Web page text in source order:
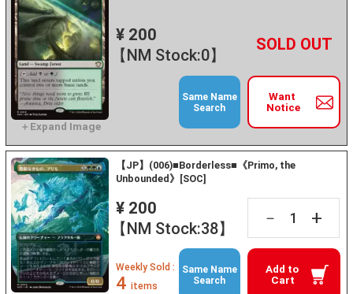
¥ 200
【NM Stock:0】
－ +
Want
Notice
Same Name
Search
【JP】(006)■Borderless■《Primo, the
Unbounded》[SOC]
¥ 200
【NM Stock:38】
－ +
Add to
Cart
Weekly Sold :
4 items
Same Name
Search